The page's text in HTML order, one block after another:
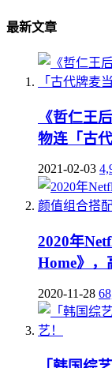
最新文章
《哲仁王
物连「古
2021-02-03
2020年
Home》，
2020-11-28